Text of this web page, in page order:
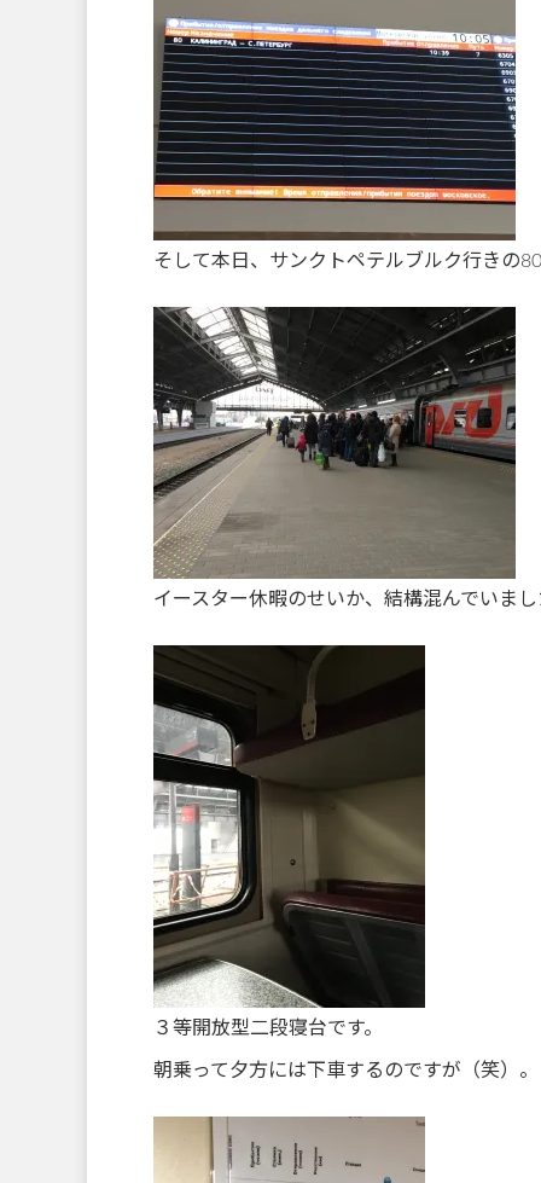
そして本日、サンクトペテルブルク行きの
イースター休暇のせいか、結構混んでいま
３等開放型二段寝台です。
朝乗って夕方には下車するのですが（笑）。